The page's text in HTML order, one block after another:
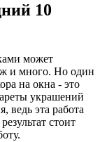
10
может
и много. Но один
на окна - это
украшений
ведь эта работа
стоит